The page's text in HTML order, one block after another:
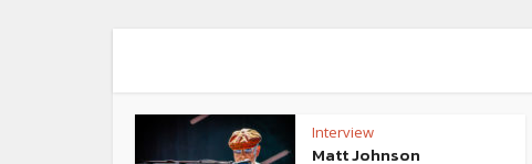
Interview
Matt Johnson